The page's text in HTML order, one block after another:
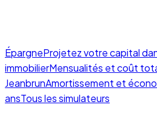
ÉpargneProjetez votre capital
immobilierMensualités et coût
JeanbrunAmortissement et
ansTous les simulateurs